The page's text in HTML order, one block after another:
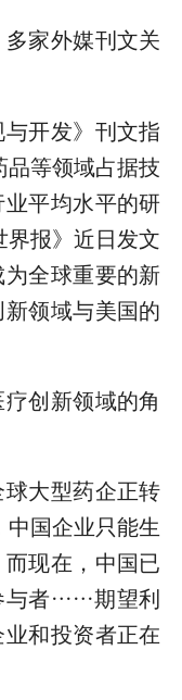
家外媒刊文关
开发》刊文指
品等领域占据技
平均水平的研
界报》近日发文
全球重要的新
领域与美国的
创新领域的角
球大型药企正转
中国企业只能生
现在，中国已
与者……期望利
和投资者正在